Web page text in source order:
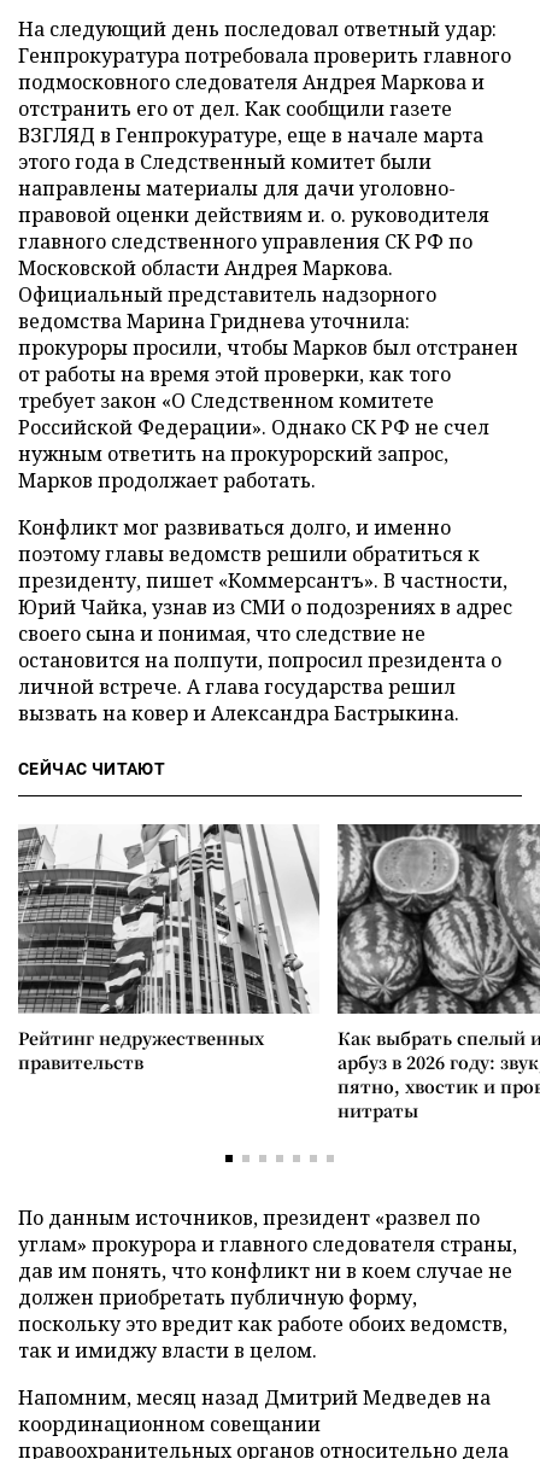
На следующий день последовал ответный удар:
Генпрокуратура потребовала проверить главного
подмосковного следователя Андрея Маркова и
отстранить его от дел. Как сообщили газете
ВЗГЛЯД в Генпрокуратуре, еще в начале марта
этого года в Следственный комитет были
направлены материалы для дачи уголовно-
правовой оценки действиям и. о. руководителя
главного следственного управления СК РФ по
Московской области Андрея Маркова.
Официальный представитель надзорного
ведомства Марина Гриднева уточнила:
прокуроры просили, чтобы Марков был отстранен
от работы на время этой проверки, как того
требует закон «О Следственном комитете
Российской Федерации». Однако СК РФ не счел
нужным ответить на прокурорский запрос,
Марков продолжает работать.
Конфликт мог развиваться долго, и именно
поэтому главы ведомств решили обратиться к
президенту, пишет «Коммерсантъ». В частности,
Юрий Чайка, узнав из СМИ о подозрениях в адрес
своего сына и понимая, что следствие не
остановится на полпути, попросил президента о
личной встрече. А глава государства решил
вызвать на ковер и Александра Бастрыкина.
СЕЙЧАС ЧИТАЮТ
Рейтинг недружественных
правительств
Как выбрать спелый
арбуз в 2026 году:
пятно, хвостик и
нитраты
По данным источников, президент «развел по
углам» прокурора и главного следователя страны,
дав им понять, что конфликт ни в коем случае не
должен приобретать публичную форму,
поскольку это вредит как работе обоих ведомств,
так и имиджу власти в целом.
Напомним, месяц назад Дмитрий Медведев на
координационном совещании
правоохранительных органов относительно дела